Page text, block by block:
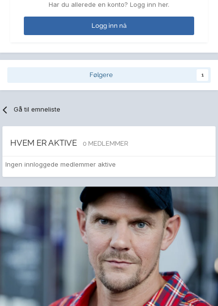
Har du allerede en konto? Logg inn her.
Logg inn nå
Følgere 1
Gå til emneliste
HVEM ER AKTIVE 0 MEDLEMMER
Ingen innloggede medlemmer aktive